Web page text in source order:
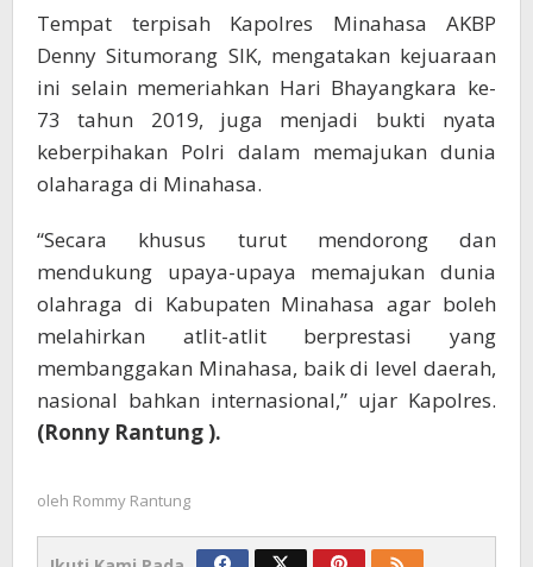
Tempat terpisah Kapolres Minahasa AKBP
Denny Situmorang SIK, mengatakan kejuaraan
ini selain memeriahkan Hari Bhayangkara ke-
73 tahun 2019, juga menjadi bukti nyata
keberpihakan Polri dalam memajukan dunia
olaharaga di Minahasa.
“Secara khusus turut mendorong dan
mendukung upaya-upaya memajukan dunia
olahraga di Kabupaten Minahasa agar boleh
melahirkan atlit-atlit berprestasi yang
membanggakan Minahasa, baik di level daerah,
nasional bahkan internasional,” ujar Kapolres.
(Ronny Rantung ).
oleh Rommy Rantung